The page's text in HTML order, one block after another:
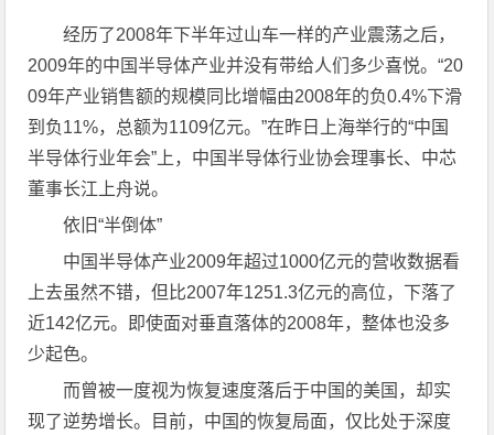
经历了2008年下半年过山车一样的产业震荡之后，
2009年的中国半导体产业并没有带给人们多少喜悦。“20
09年产业销售额的规模同比增幅由2008年的负0.4%下滑
到负11%，总额为1109亿元。”在昨日上海举行的“中国
半导体行业年会”上，中国半导体行业协会理事长、中芯
董事长江上舟说。
依旧“半倒体”
中国半导体产业2009年超过1000亿元的营收数据看
上去虽然不错，但比2007年1251.3亿元的高位，下落了
近142亿元。即使面对垂直落体的2008年，整体也没多
少起色。
而曾被一度视为恢复速度落后于中国的美国，却实
现了逆势增长。目前，中国的恢复局面，仅比处于深度